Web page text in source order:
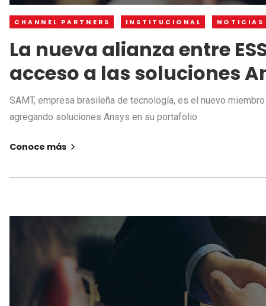
CHANNEL PARTNERS INSTITUCIONAL NOTICIAS
La nueva alianza entre
acceso a las soluciones
SAMT, empresa brasileña de tecnología, es el nuevo
agregando soluciones Ansys en su portafolio
Conoce más